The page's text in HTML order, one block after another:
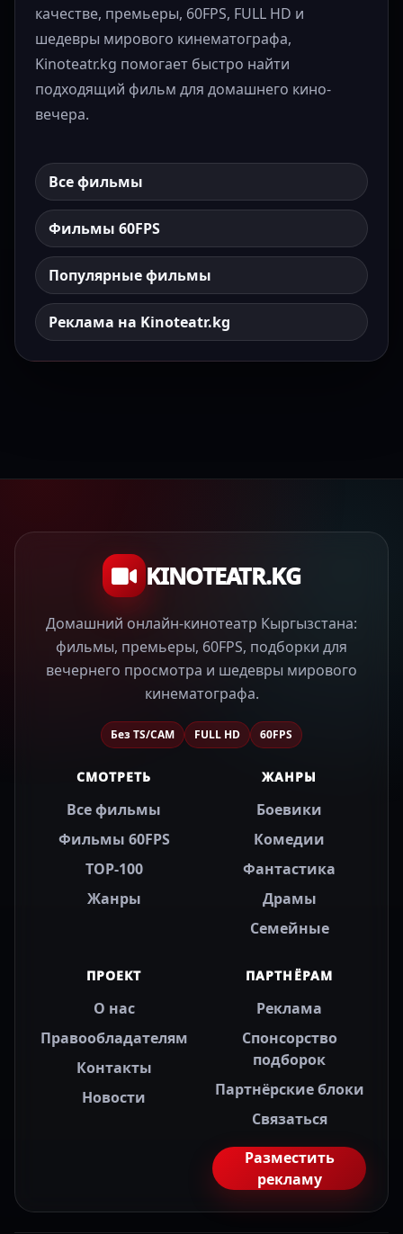
качестве, премьеры, 60FPS, FULL HD и
шедевры мирового кинематографа,
Kinoteatr.kg помогает быстро найти
подходящий фильм для домашнего кино-
вечера.
Все фильмы
Фильмы 60FPS
Популярные фильмы
Реклама на Kinoteatr.kg
KINOTEATR.KG
Домашний онлайн-кинотеатр Кыргызстана:
фильмы, премьеры, 60FPS, подборки для
вечернего просмотра и шедевры мирового
кинематографа.
Без TS/CAM FULL HD 60FPS
СМОТРЕТЬ
Все фильмы
Фильмы 60FPS
TOP-100
Жанры
ЖАНРЫ
Боевики
Комедии
Фантастика
Драмы
Семейные
ПРОЕКТ
О нас
Правообладателям
Контакты
Новости
ПАРТНЁРАМ
Реклама
Спонсорство
подборок
Партнёрские блоки
Связаться
Разместить
рекламу